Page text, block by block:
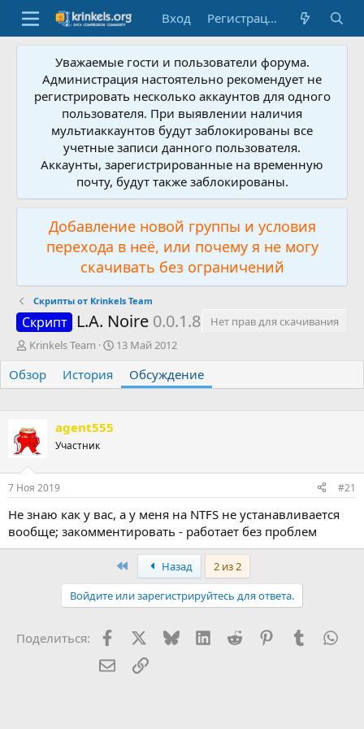
Вход Регистрация
Уважаемые гости и пользователи форума.
Администрация настоятельно рекомендует не
регистрировать несколько аккаунтов для одного
пользователя. При выявлении наличия
мультиаккаунтов будут заблокированы все
учетные записи данного пользователя.
Аккаунты, зарегистрированные на временную
почту, будут также заблокированы.
Добавление новой группы и условия
перехода в неё, или почему я не могу
скачивать без ограничений
Скрипты от Krinkels Team
Скрипт L.A. Noire 0.0.1.8
Нет прав для скачивания
А
т
о
е
м
Krinkels Team
Д
а
а
13 Май 2012
Обзор История Обсуждение
agent555
Участник
7 Ноя 2019 #21
Не знаю как у вас, а у меня на NTFS не устанавливается
вообще; закомментировать - работает без проблем
Назад
2 из 2
Войдите или зарегистрируйтесь для ответа.
Поделиться: FacebookX (Twitter)
BlueskyLinkedInReddit PinterestTumblr
Электронная почта
Ссылка